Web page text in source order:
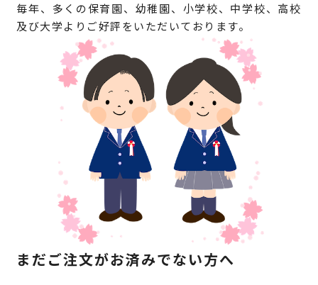
毎年、多くの保育園、幼稚園、小学校、中学校、高校
及び大学よりご好評をいただいております。
まだご注文がお済みでない方へ